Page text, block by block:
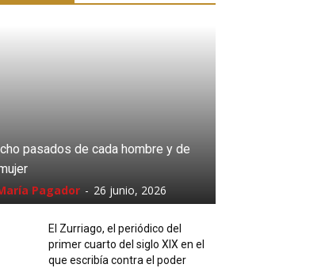
pasados de cada hombre y de
Pagador - 26 junio, 2026
El Zurriago, el periódico del
primer cuarto del siglo XIX en el
que escribía contra el poder